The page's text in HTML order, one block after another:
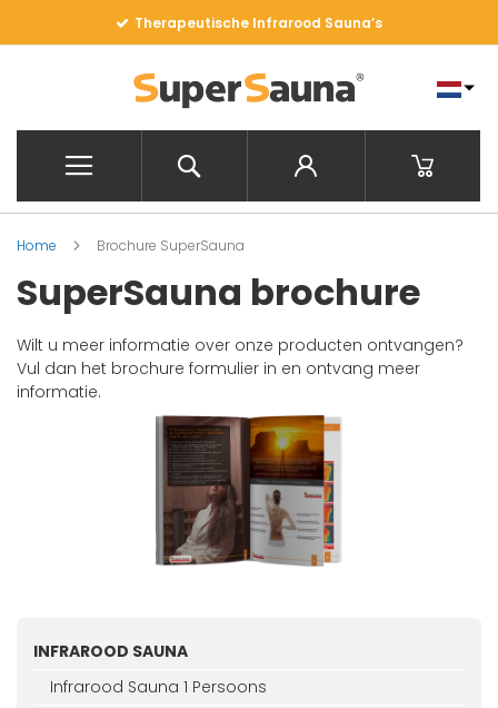
Infrarood Sauna’s
Home Brochure SuperSauna
SuperSauna brochure
Wilt u meer informatie over onze producten ontvangen?
Vul dan het brochure formulier in en ontvang meer
informatie.
INFRAROOD SAUNA
Infrarood Sauna 1 Persoons